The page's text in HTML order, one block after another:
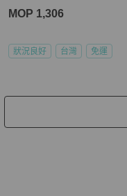
MOP 1,306
狀況良好 台灣 免運